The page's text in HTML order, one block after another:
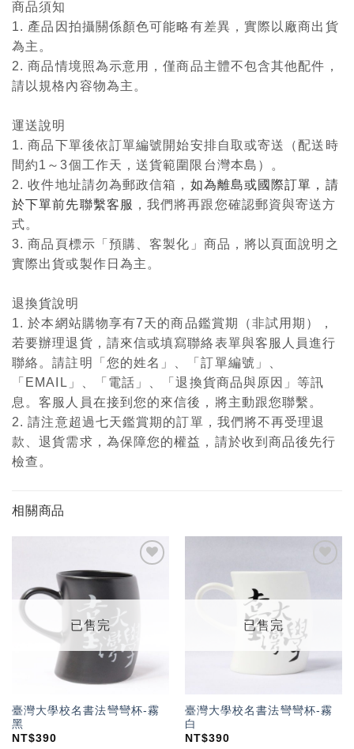
商品須知
1. 產品因拍攝關係顏色可能略有差異，實際以廠商出貨
為主。
2. 商品情境照為示意用，僅商品主體不包含其他配件，
請以規格內容物為主。
運送說明
1. 商品下單後依訂單編號開始安排自取或寄送（配送時
間約1～3個工作天，送貨範圍限台灣本島）。
2. 收件地址請勿為郵政信箱， 如為離島或國際訂單，請
於下單前先聯繫客服 ，我們將再跟您確認郵資與寄送方
式。
3. 商品頁標示「預購、客製化」商品，將以頁面說明之
實際出貨或製作日為主。
退換貨說明
1. 於本網站購物享有7天的商品鑑賞期（非試用期），
若要辦理退貨，請來信或填寫聯絡表單與客服人員進行
聯絡。請註明「您的姓名」、「訂單編號」、
「EMAIL」、「電話」、「退換貨商品與原因」等訊
息。客服人員在接到您的來信後，將主動跟您聯繫。
2. 請注意超過七天鑑賞期的訂單，我們將不再受理退
款、退貨需求，為保障您的權益，請於收到商品後先行
檢查。
相關商品
已售完
臺灣大學校名書法彎彎杯-霧
黑
NT$390
望輕
已售完
臺灣大學校名書法彎彎杯-霧
白
NT$390